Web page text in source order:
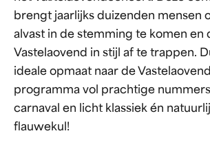
brengt jaarlijks duizenden mensen
alvast in de stemming te komen en
Vastelaovend in stijl af te trappen.
ideale opmaat naar de
programma vol prachtige
carnaval en licht klassiek én
flauwekul!